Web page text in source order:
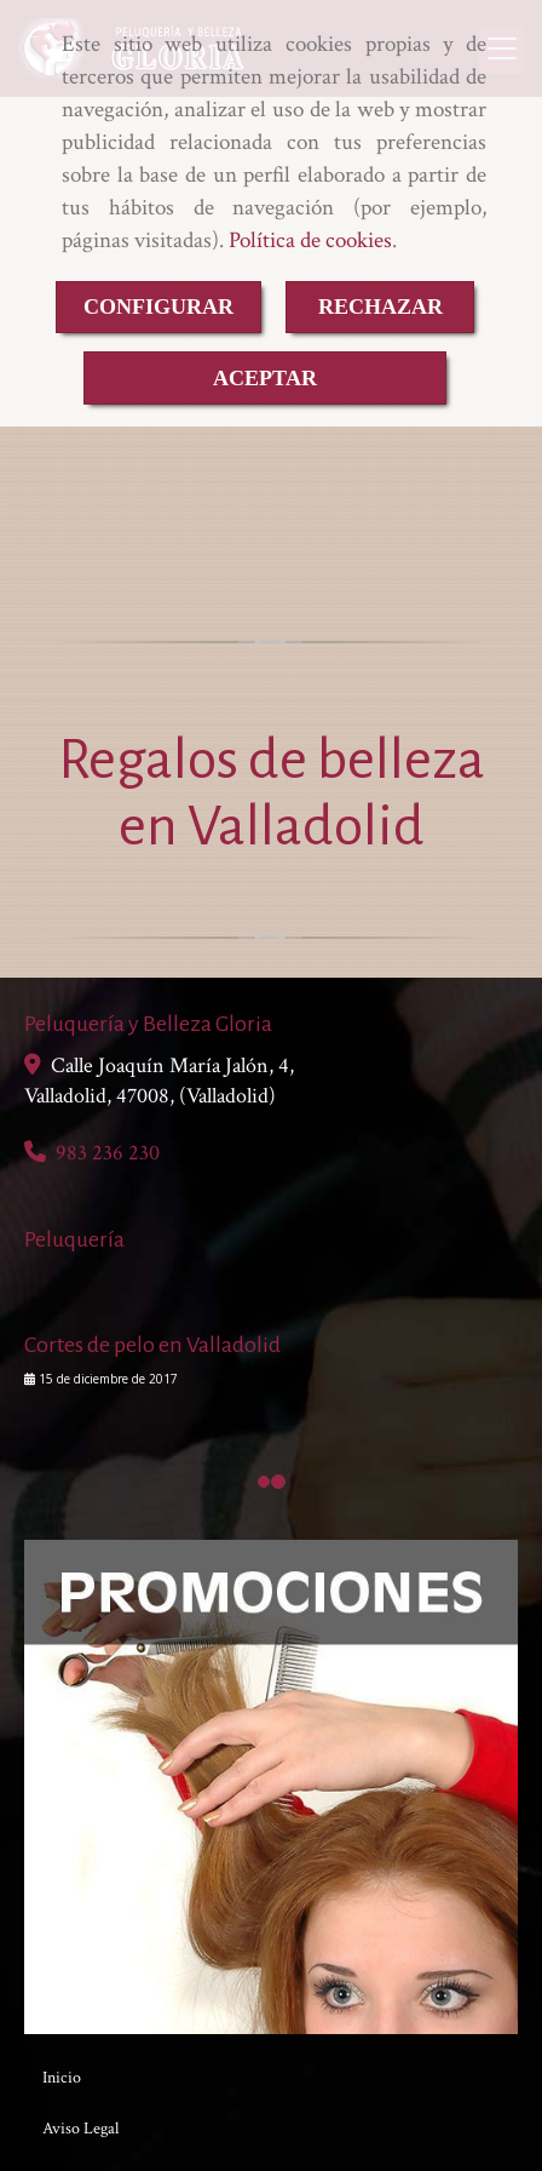
Este sitio web utiliza cookies propias y de
terceros que permiten mejorar la usabilidad de
navegación, analizar el uso de la web y mostrar
publicidad relacionada con tus preferencias
sobre la base de un perfil elaborado a partir de
tus hábitos de navegación (por ejemplo,
páginas visitadas). Política de cookies.
CONFIGURAR RECHAZAR
ACEPTAR
Regalos de belleza
en Valladolid
Peluquería y Belleza Gloria
Calle Joaquín María Jalón, 4,
Valladolid,47008, (Valladolid)
983 236 230
Peluquería
Inicio
Aviso Legal